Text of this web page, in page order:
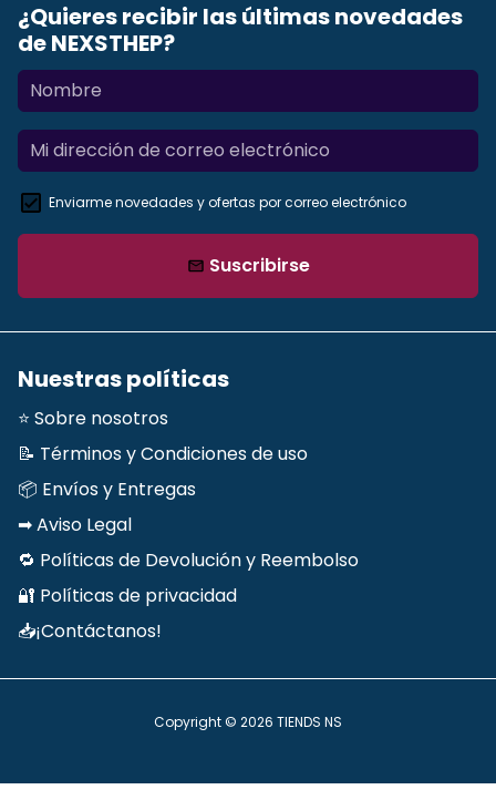
¿Quieres recibir las últimas novedades
de NEXSTHEP?
Enviarme novedades y ofertas por correo electrónico
email Suscribirse
Nuestras políticas
⭐ Sobre nosotros
📝 Términos y Condiciones de uso
📦 Envíos y Entregas
➡ Aviso Legal
🔁 Políticas de Devolución y Reembolso
🔐 Políticas de privacidad
📥¡Contáctanos!
Copyright © 2026 TIENDS NS